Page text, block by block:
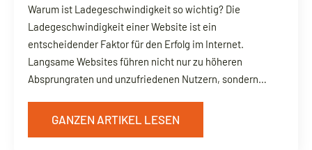
Warum ist Ladegeschwindigkeit so wichtig? Die
Ladegeschwindigkeit einer Website ist ein
entscheidender Faktor für den Erfolg im Internet.
Langsame Websites führen nicht nur zu höheren
Absprungraten und unzufriedenen Nutzern, sondern…
GANZEN ARTIKEL LESEN